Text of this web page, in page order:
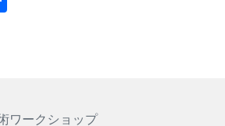
ワークショップ